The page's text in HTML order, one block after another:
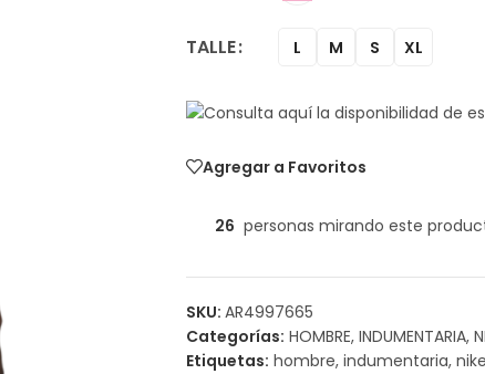
TALLE L M S XL
Agregar a Favoritos
26 personas mirando este
SKU: AR4997665
Categorías: HOMBRE, INDUMENTARIA,
Etiquetas: hombre, indumentaria,